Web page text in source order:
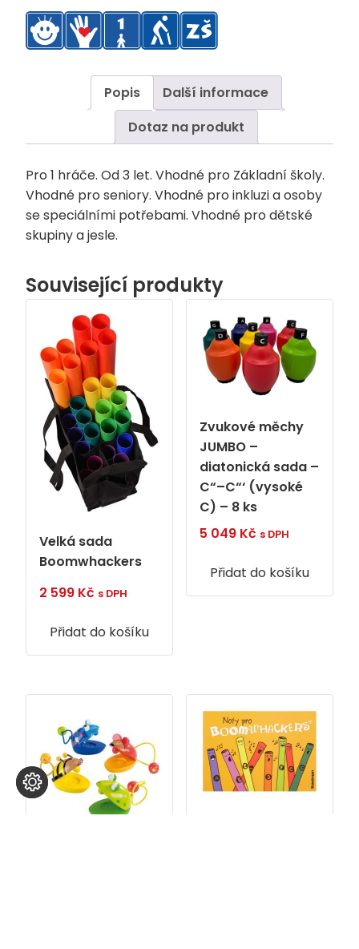
Popis
Další informace
Dotaz na produkt
Pro 1 hráče. Od 3 let. Vhodné pro Základní školy.
Vhodné pro seniory. Vhodné pro inkluzi a osoby
se speciálními potřebami. Vhodné pro dětské
skupiny a jesle.
Související produkty
Velká sada
Boomwhackers
2 599 Kč s DPH
Přidat do košíku
Zvukové měchy
JUMBO –
diatonická sada –
C“–C“‘ (vysoké
C) – 8 ks
5 049 Kč s DPH
Přidat do košíku